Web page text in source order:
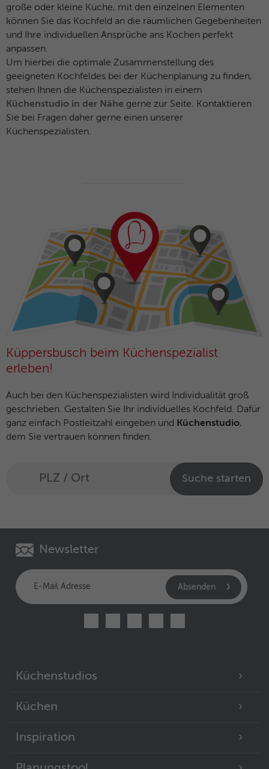
große oder kleine Küche, mit den einzelnen Elementen
können Sie das Kochfeld an die räumlichen Gegebenheiten
und Ihre individuellen Ansprüche ans Kochen perfekt
anpassen.
Um hierbei die optimale Zusammenstellung des
geeigneten Kochfeldes bei der Küchenplanung zu finden,
stehen Ihnen die Küchenspezialisten in einem
Küchenstudio in der Nähe gerne zur Seite. Kontaktieren
Sie bei Fragen daher gerne einen unserer
Küchenspezialisten.
Küppersbusch beim Küchenspezialist
erleben!
Auch bei den Küchenspezialisten wird Individualität groß
geschrieben. Gestalten Sie Ihr individuelles Kochfeld. Dafür
ganz einfach Postleitzahl eingeben und Küchenstudio,
dem Sie vertrauen können finden.
Suche starten
Newsletter
Absenden
Küchen
Inspiration
Küchenstudios